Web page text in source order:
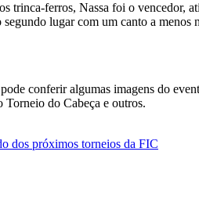
trinca-ferros, Nassa foi o vencedor,
lugar com um canto a menos
conferir algumas imagens do
do Cabeça e outros.
dos próximos torneios da FIC